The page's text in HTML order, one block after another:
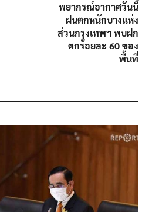
post:
พยากรณ์อากาศวันนี้
ฝนตกหนักบางแห่ง
ส่วนกรุงเทพฯ พบฝก
ตกร้อยละ 60 ของ
พื้นที่